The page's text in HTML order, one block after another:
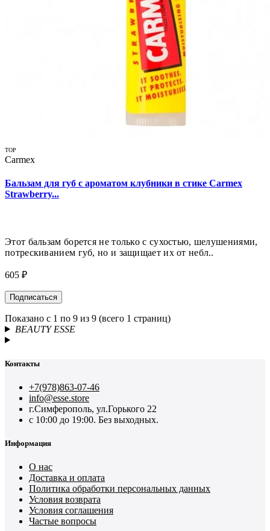
TOP
Carmex
Бальзам для губ с ароматом клубники в стике Carmex
Strawberry...
Этот бальзам борется не только с сухостью, шелушениями,
потрескиванием губ, но и защищает их от небл..
605 ₽
Подписаться
Показано с 1 по 9 из 9 (всего 1 страниц)
BEAUTY ESSE
Контакты
+7(978)863-07-46
info@esse.store
г.Симферополь, ул.Горького 22
с 10:00 до 19:00. Без выходных.
Информация
О нас
Доставка и оплата
Политика обработки персональных данных
Условия возврата
Условия соглашения
Частые вопросы